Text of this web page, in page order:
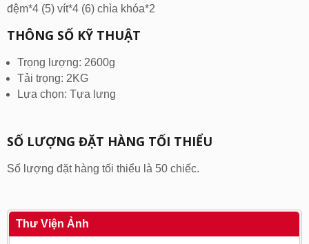
đệm*4 (5) vít*4 (6) chìa khóa*2
THÔNG SỐ KỸ THUẬT
Trọng lượng: 2600g
Tải trọng: 2KG
Lựa chọn: Tựa lưng
SỐ LƯỢNG ĐẶT HÀNG TỐI THIỂU
Số lượng đặt hàng tối thiểu là 50 chiếc.
Thư Viện Ảnh